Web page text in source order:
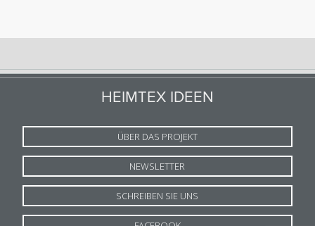
HEIMTEX IDEEN
ÜBER DAS PROJEKT
NEWSLETTER
SCHREIBEN SIE UNS